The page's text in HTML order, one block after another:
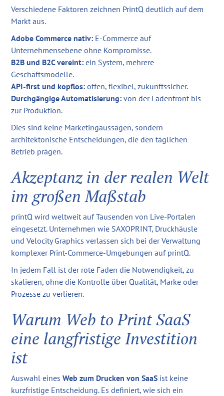
Verschiedene Faktoren zeichnen PrintQ deutlich auf dem
Markt aus.
Adobe Commerce nativ: E-Commerce auf
Unternehmensebene ohne Kompromisse.
B2B und B2C vereint: ein System, mehrere
Geschäftsmodelle.
API-first und kopflos: offen, flexibel, zukunftssicher.
Durchgängige Automatisierung: von der Ladenfront bis
zur Produktion.
Dies sind keine Marketingaussagen, sondern
architektonische Entscheidungen, die den täglichen
Betrieb prägen.
Akzeptanz in der realen Welt
im großen Maßstab
printQ wird weltweit auf Tausenden von Live-Portalen
eingesetzt. Unternehmen wie SAXOPRINT, Druckhäusle
und Velocity Graphics verlassen sich bei der Verwaltung
komplexer Print-Commerce-Umgebungen auf printQ.
In jedem Fall ist der rote Faden die Notwendigkeit, zu
skalieren, ohne die Kontrolle über Qualität, Marke oder
Prozesse zu verlieren.
Warum Web to Print SaaS
eine langfristige Investition
ist
Auswahl einesWeb zum Drucken von SaaS ist keine
kurzfristige Entscheidung. Es definiert, wie sich ein